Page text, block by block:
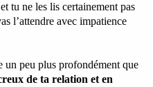
tu ne les lis certainement pas
l’attendre avec impatience
un peu plus profondément que
de ta relation et en